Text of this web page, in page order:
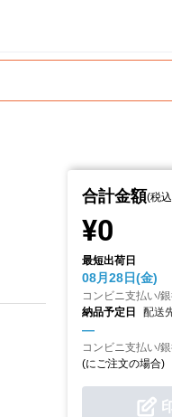
合計金額(税
¥0
最短出荷日
08月28日(金)
コンビニ支払い/
納品予定日
配送
—
コンビニ支払い/
(にご注文の場合)